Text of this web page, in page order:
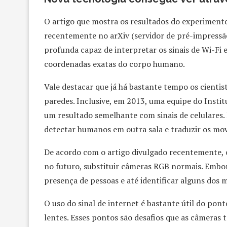
O artigo que mostra os resultados do
recentemente no arXiv (servidor de pré-
profunda capaz de interpretar os sinais de Wi-Fi
coordenadas exatas do corpo humano.
Vale destacar que já há bastante tempo os
paredes. Inclusive, em 2013, uma equipe do
um resultado semelhante com sinais de
detectar humanos em outra sala e traduzir os
De acordo com o artigo divulgado
no futuro, substituir câmeras RGB normais.
presença de pessoas e até identificar alguns dos
O uso do sinal de internet é bastante útil do
lentes. Esses pontos são desafios que as